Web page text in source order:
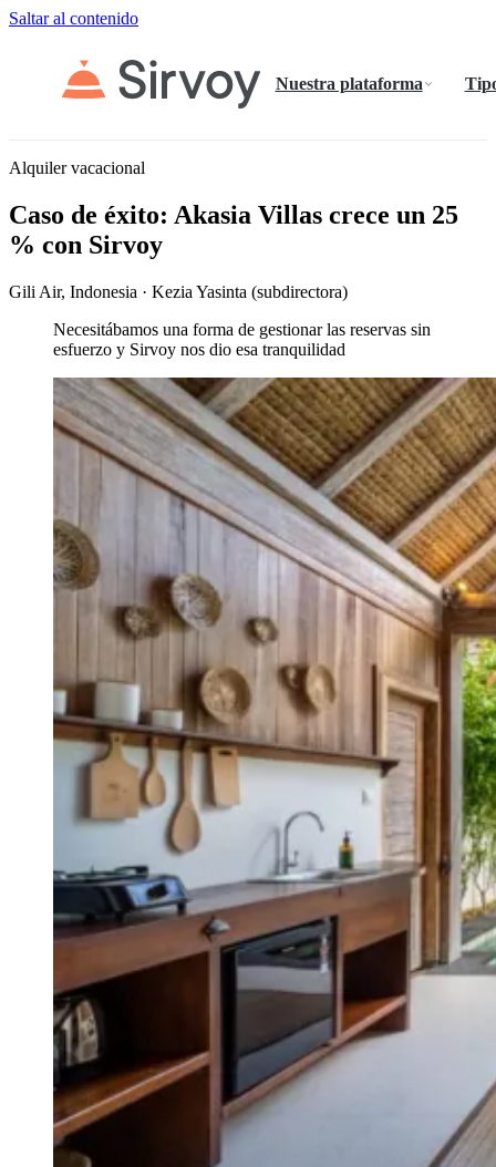
Saltar al contenido
Nuestra plataforma
Alquiler vacacional
Caso de éxito: Akasia Villas crece un 25
% con Sirvoy
Gili Air, Indonesia · Kezia Yasinta (subdirectora)
Necesitábamos una forma de gestionar las reservas sin
esfuerzo y Sirvoy nos dio esa tranquilidad